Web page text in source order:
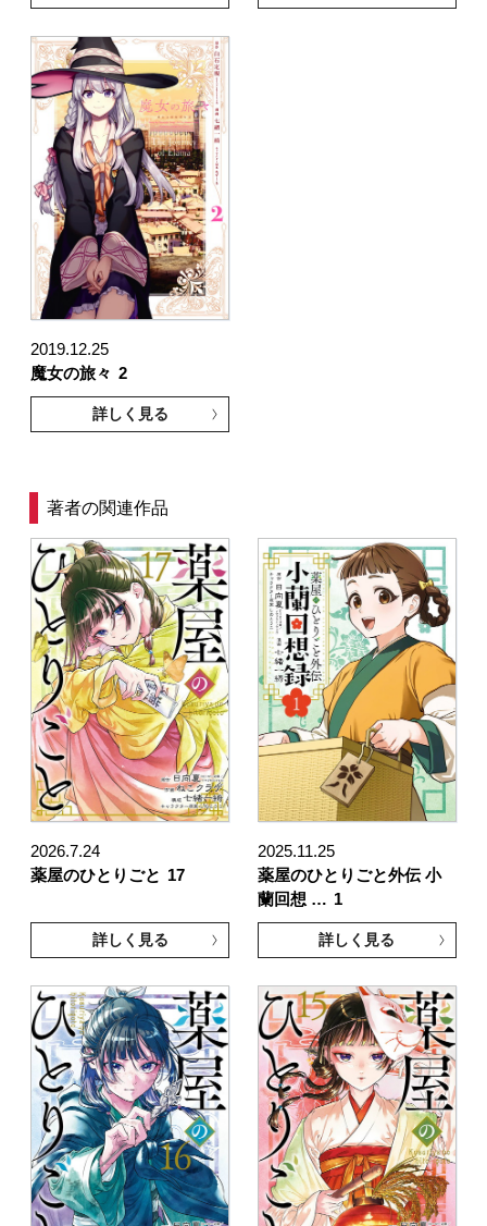
2019.12.25
魔女の旅々 2
詳しく見る
著者の関連作品
2026.7.24
薬屋のひとりごと 17
詳しく見る
2025.11.25
薬屋のひとりごと外伝 小
蘭回想 … 1
詳しく見る